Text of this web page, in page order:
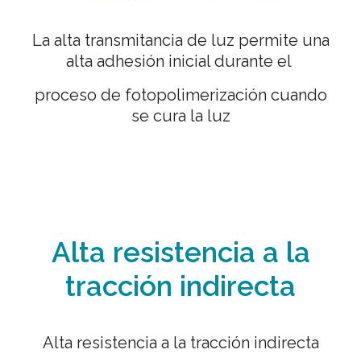
La alta transmitancia de luz permite una
alta adhesión inicial durante el
proceso de fotopolimerización cuando
se cura la luz
Alta resistencia a la
tracción indirecta
Alta resistencia a la tracción indirecta